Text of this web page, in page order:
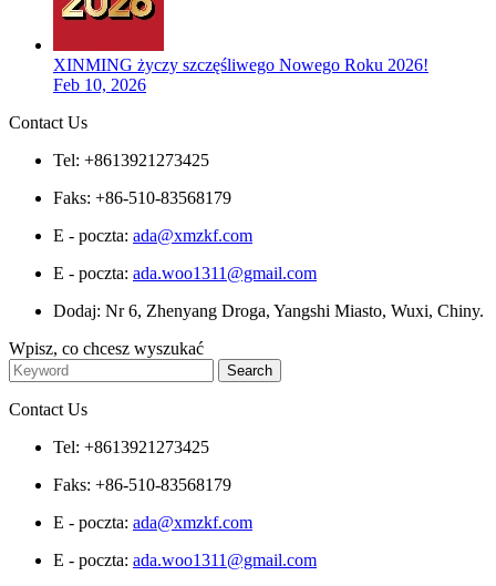
XINMING życzy szczęśliwego Nowego Roku 2026!
Feb 10, 2026
Contact Us
Tel: +8613921273425
Faks: +86-510-83568179
E - poczta: ada@xmzkf.com
E - poczta: ada.woo1311@gmail.com
Dodaj: Nr 6, Zhenyang Droga, Yangshi Miasto, Wuxi, Chiny.
Wpisz, co chcesz wyszukać
Contact Us
Tel: +8613921273425
Faks: +86-510-83568179
E - poczta: ada@xmzkf.com
E - poczta: ada.woo1311@gmail.com